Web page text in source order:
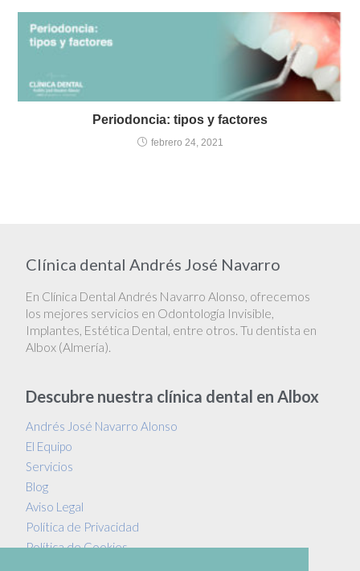
Periodoncia: tipos y factores
febrero 24, 2021
Clínica dental Andrés José Navarro
En Clínica Dental Andrés Navarro Alonso, ofrecemos
los mejores servicios en Odontología Invisible,
Implantes, Estética Dental, entre otros. Tu dentista en
Albox (Almería).
Descubre nuestra clínica dental en Albox
Andrés José Navarro Alonso
El Equipo
Servicios
Blog
Aviso Legal
Política de Privacidad
Política de Cookies